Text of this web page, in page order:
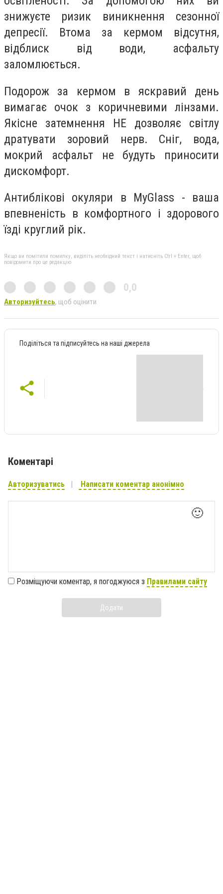
знижуєте ризик виникнення сезонної
депресії. Втома за кермом відсутня,
відблиск від води, асфальту
заломлюється.
Подорож за кермом в яскравий день
вимагає очок з коричневими лінзами.
Якісне затемнення НЕ дозволяє світлу
дратувати зоровий нерв. Сніг, вода,
мокрий асфальт не будуть приносити
дискомфорт.
Антиблікові окуляри в MyGlass - ваша
впевненість в комфортного і здорового
їзді круглий рік.
Якщо ви помітили помилку, виділіть необхідний текст і натисніть Ctrl + Enter, щоб
повідомити про це редакцію
0,0
Авторизуйтесь, щоб оцінити
Поділіться та підписуйтесь на наші джерела
Коментарі
Авторизуватись Написати коментар анонімно
🙂
Розміщуючи коментар, я погоджуюся з Правилами сайту
Додати